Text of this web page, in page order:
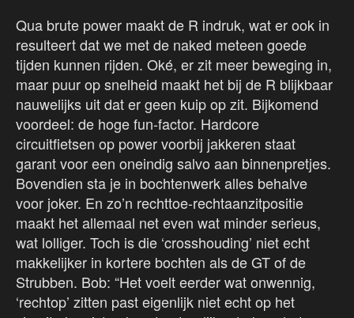
Qua brute power maakt de R indruk, wat er ook in
resulteert dat we met de naked meteen goede
tijden kunnen rijden. Oké, er zit meer beweging in,
maar puur op snelheid maakt het bij de R blijkbaar
nauwelijks uit dat er geen kuip op zit. Bijkomend
voordeel: de hoge fun-factor. Hardcore
circuitfietsen op power voorbij jakkeren staat
garant voor een oneindig salvo aan binnenpretjes.
Bovendien sta je in bochtenwerk alles behalve
voor joker. En zo’n rechttoe-rechtaanzitpositie
maakt het allemaal net even wat minder serieus,
wat lolliger. Toch is die ‘crosshouding’ niet echt
makkelijker in kortere bochten als de GT of de
Strubben. Bob: “Het voelt eerder wat onwennig,
‘rechtop’ zitten past eigenlijk niet echt op het